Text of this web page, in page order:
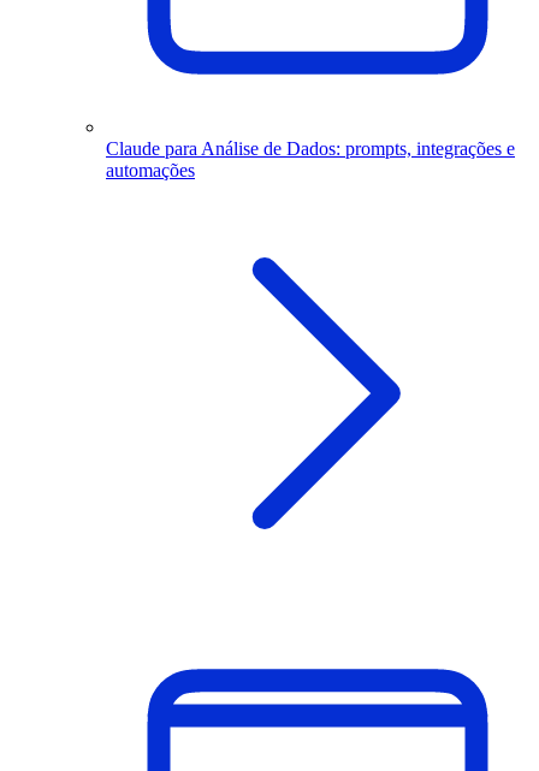
Claude para Análise de Dados: prompts, integrações e
automações